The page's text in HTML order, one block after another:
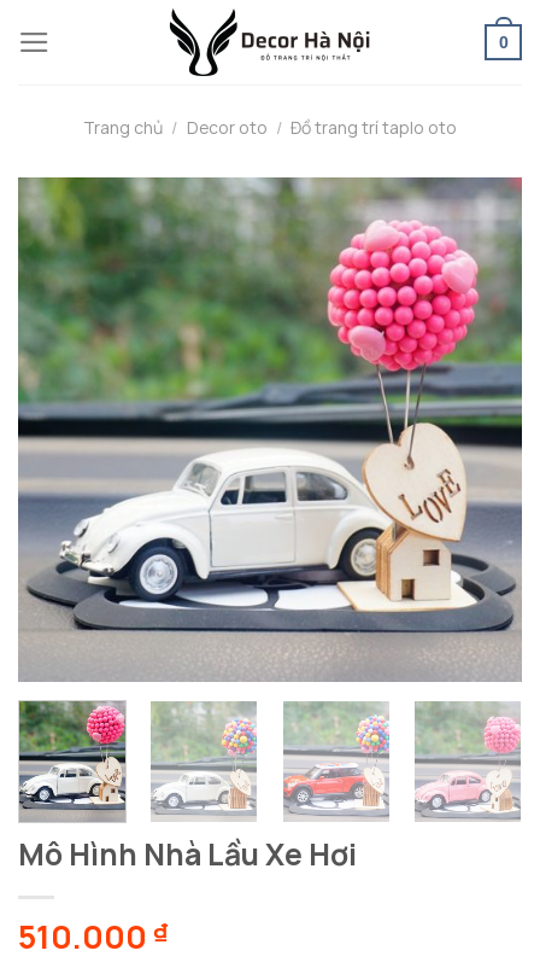
to
0
Trang chủ / Decor oto / Đồ trang trí taplo oto
Mô Hình Nhà Lầu Xe Hơi
510.000 ₫